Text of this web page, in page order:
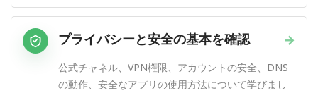
→
プライバシーと安全の基本を確認
公式チャネル、VPN権限、アカウントの安全、DNS
の動作、安全なアプリの使用方法について学びまし